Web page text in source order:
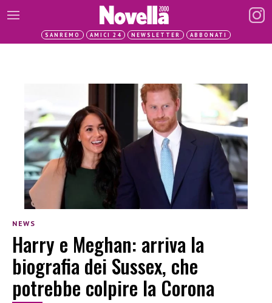
SANREMO AMICI 24 NEWSLETTER ABBONATI
NEWS
Harry e Meghan: arriva la
biografia dei Sussex, che
potrebbe colpire la Corona